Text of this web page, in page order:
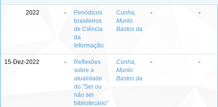
2022 -
Periódicos
brasileiros
de Ciência
da
Informação
Cunha,
Murilo
Bastos da
- -
15-Dez-2022 -
Reflexões
sobre a
atualidade
do “Ser ou
não ser
bibliotecário”
Cunha,
Murilo
Bastos da
- -